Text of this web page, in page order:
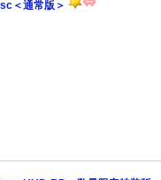
＜通常版＞